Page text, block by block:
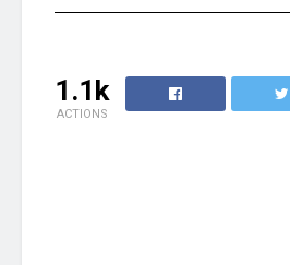
1.1k
ACTIONS